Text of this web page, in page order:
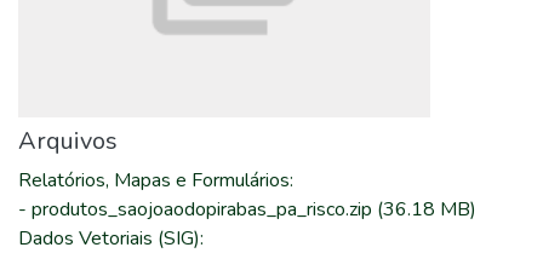
Arquivos
Relatórios, Mapas e Formulários:
- produtos_saojoaodopirabas_pa_risco.zip (36.18 MB)
Dados Vetoriais (SIG):